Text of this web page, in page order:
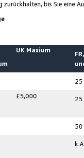
zurückhalten, bis Sie
UK Maxium
25
£5,000 25
50